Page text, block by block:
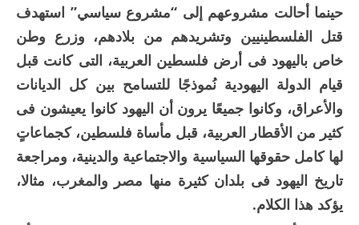
حينما أحالت مشروعهم إلى “مشروع سياسي” استهدف
قتل الفلسطينيين وتشريدهم من بلادهم، وزرع وطن
خاص باليهود فى أرض فلسطين العربية‏، التى كانت قبل
قيام الدولة اليهودية نُموذجًا للتسامح بين كل الديانات
والأعراق‏، وكانوا جميعًا يرون أن اليهود كانوا يعيشون فى
كثير من الأقطار العربية، قبل مأساة فلسطين، كجماعاتٍ
لها كامل حقوقها السياسية والاجتماعية والدينية، ومراجعة
تاريخ اليهود فى بلدان كثيرة منها مصر والمغرب، مثالا،
يؤكد هذا الكلام.